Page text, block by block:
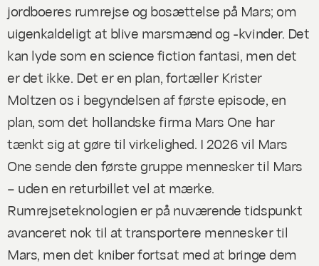
jordboeres rumrejse og bosættelse på Mars; om
uigenkaldeligt at blive marsmænd og -kvinder. Det
kan lyde som en science fiction fantasi, men det
er det ikke. Det er en plan, fortæller Krister
Moltzen os i begyndelsen af første episode, en
plan, som det hollandske firma Mars One har
tænkt sig at gøre til virkelighed. I 2026 vil Mars
One sende den første gruppe mennesker til Mars
– uden en returbillet vel at mærke.
Rumrejseteknologien er på nuværende tidspunkt
avanceret nok til at transportere mennesker til
Mars, men det kniber fortsat med at bringe dem